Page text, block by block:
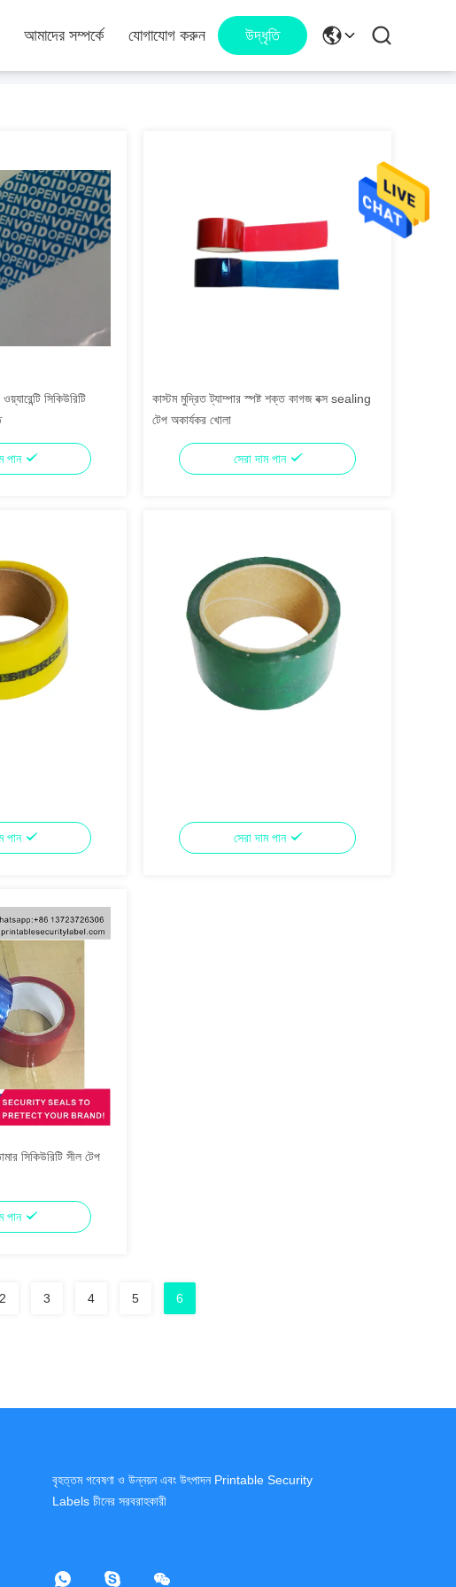
আমাদের সম্পর্কে যোগাযোগ করুন উদ্ধৃতি
সিকিউরিটি
পান
কাস্টম মুদ্রিত ট্যাম্পার স্পষ্ট শক্ত কাগজ বক্স sealing
টেপ অকার্যকর খোলা
সেরা দাম পান
পান সেরা দাম পান
সিকিউরিটি সীল টেপ
পান
2 3 4 5 6
বৃহত্তম গবেষণা ও উন্নয়ন এবং উৎপাদন Printable Security
Labels চীনের সরবরাহকারী